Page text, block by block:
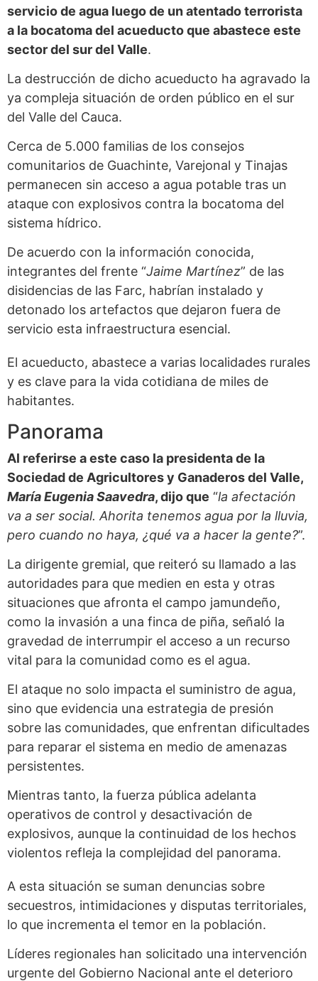
servicio de agua luego de un atentado terrorista
a la bocatoma del acueducto que abastece este
sector del sur del Valle.
La destrucción de dicho acueducto ha agravado la
ya compleja situación de orden público en el sur
del Valle del Cauca.
Cerca de 5.000 familias de los consejos
comunitarios de Guachinte, Varejonal y Tinajas
permanecen sin acceso a agua potable tras un
ataque con explosivos contra la bocatoma del
sistema hídrico.
De acuerdo con la información conocida,
integrantes del frente “Jaime Martínez” de las
disidencias de las Farc, habrían instalado y
detonado los artefactos que dejaron fuera de
servicio esta infraestructura esencial.
El acueducto, abastece a varias localidades rurales
y es clave para la vida cotidiana de miles de
habitantes.
Panorama
Al referirse a este caso la presidenta de la
Sociedad de Agricultores y Ganaderos del Valle,
María Eugenia Saavedra, dijo que “la afectación
va a ser social. Ahorita tenemos agua por la lluvia,
pero cuando no haya, ¿qué va a hacer la gente?”.
La dirigente gremial, que reiteró su llamado a las
autoridades para que medien en esta y otras
situaciones que afronta el campo jamundeño,
como la invasión a una finca de piña, señaló la
gravedad de interrumpir el acceso a un recurso
vital para la comunidad como es el agua.
El ataque no solo impacta el suministro de agua,
sino que evidencia una estrategia de presión
sobre las comunidades, que enfrentan dificultades
para reparar el sistema en medio de amenazas
persistentes.
Mientras tanto, la fuerza pública adelanta
operativos de control y desactivación de
explosivos, aunque la continuidad de los hechos
violentos refleja la complejidad del panorama.
A esta situación se suman denuncias sobre
secuestros, intimidaciones y disputas territoriales,
lo que incrementa el temor en la población.
Líderes regionales han solicitado una intervención
urgente del Gobierno Nacional ante el deterioro